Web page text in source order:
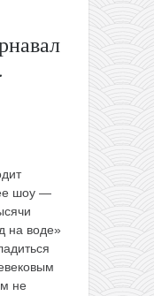
шоу —
на воде»
не
всего за
64€ (в
феврале)
(10 — 16
декабря)
→